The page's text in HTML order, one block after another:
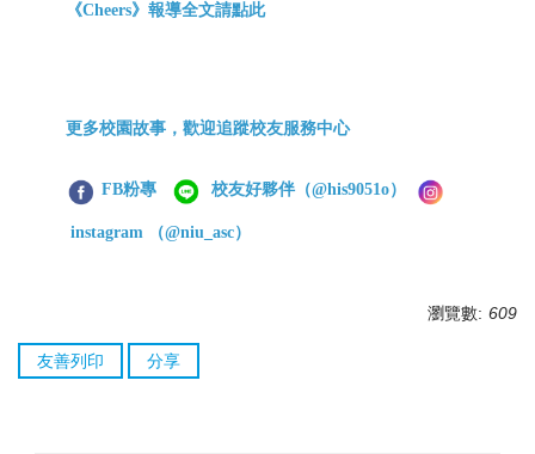
《Cheers》報導全文請點此
更多校園故事，歡迎追蹤校友服務中心
FB粉專 校友好夥伴 （@his9051o）
instagram （@niu_asc）
瀏覽數: 609
友善列印 分享